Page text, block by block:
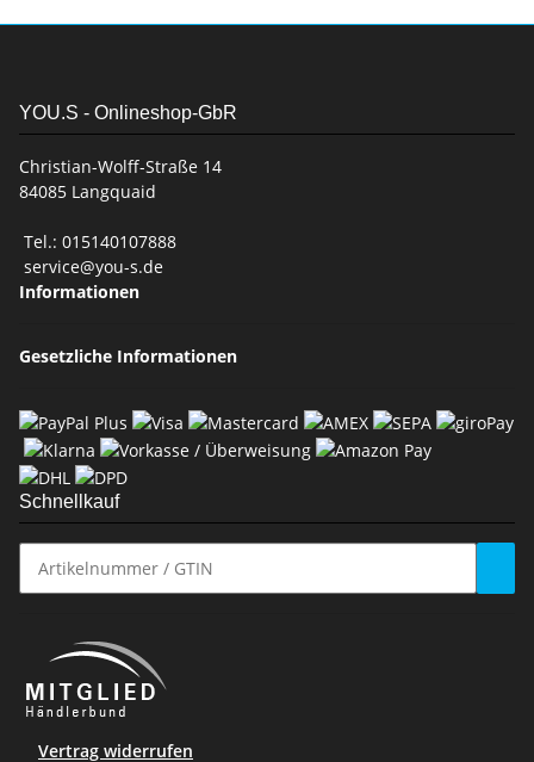
YOU.S - Onlineshop-GbR
Christian-Wolff-Straße 14
84085 Langquaid
Tel.: 015140107888
service@you-s.de
Informationen
Gesetzliche Informationen
Schnellkauf
Vertrag widerrufen